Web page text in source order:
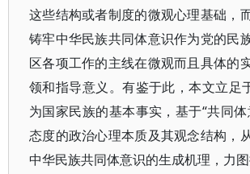
这些结构或者制度的微观心理基础，
铸牢中华民族共同体意识作为党的民
区各项工作的主线在微观而且具体的
领和指导意义。有鉴于此，本文立足
为国家民族的基本事实，基于“共同
态度的政治心理本质及其观念结构，
中华民族共同体意识的生成机理，力